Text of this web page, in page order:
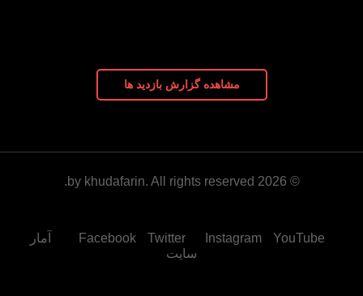
مشاهده گزارش بازدید ها
© 2026 by khudafarin. All rights reserved.
Facebook Twitter Instagram YouTube
آمار
سایت